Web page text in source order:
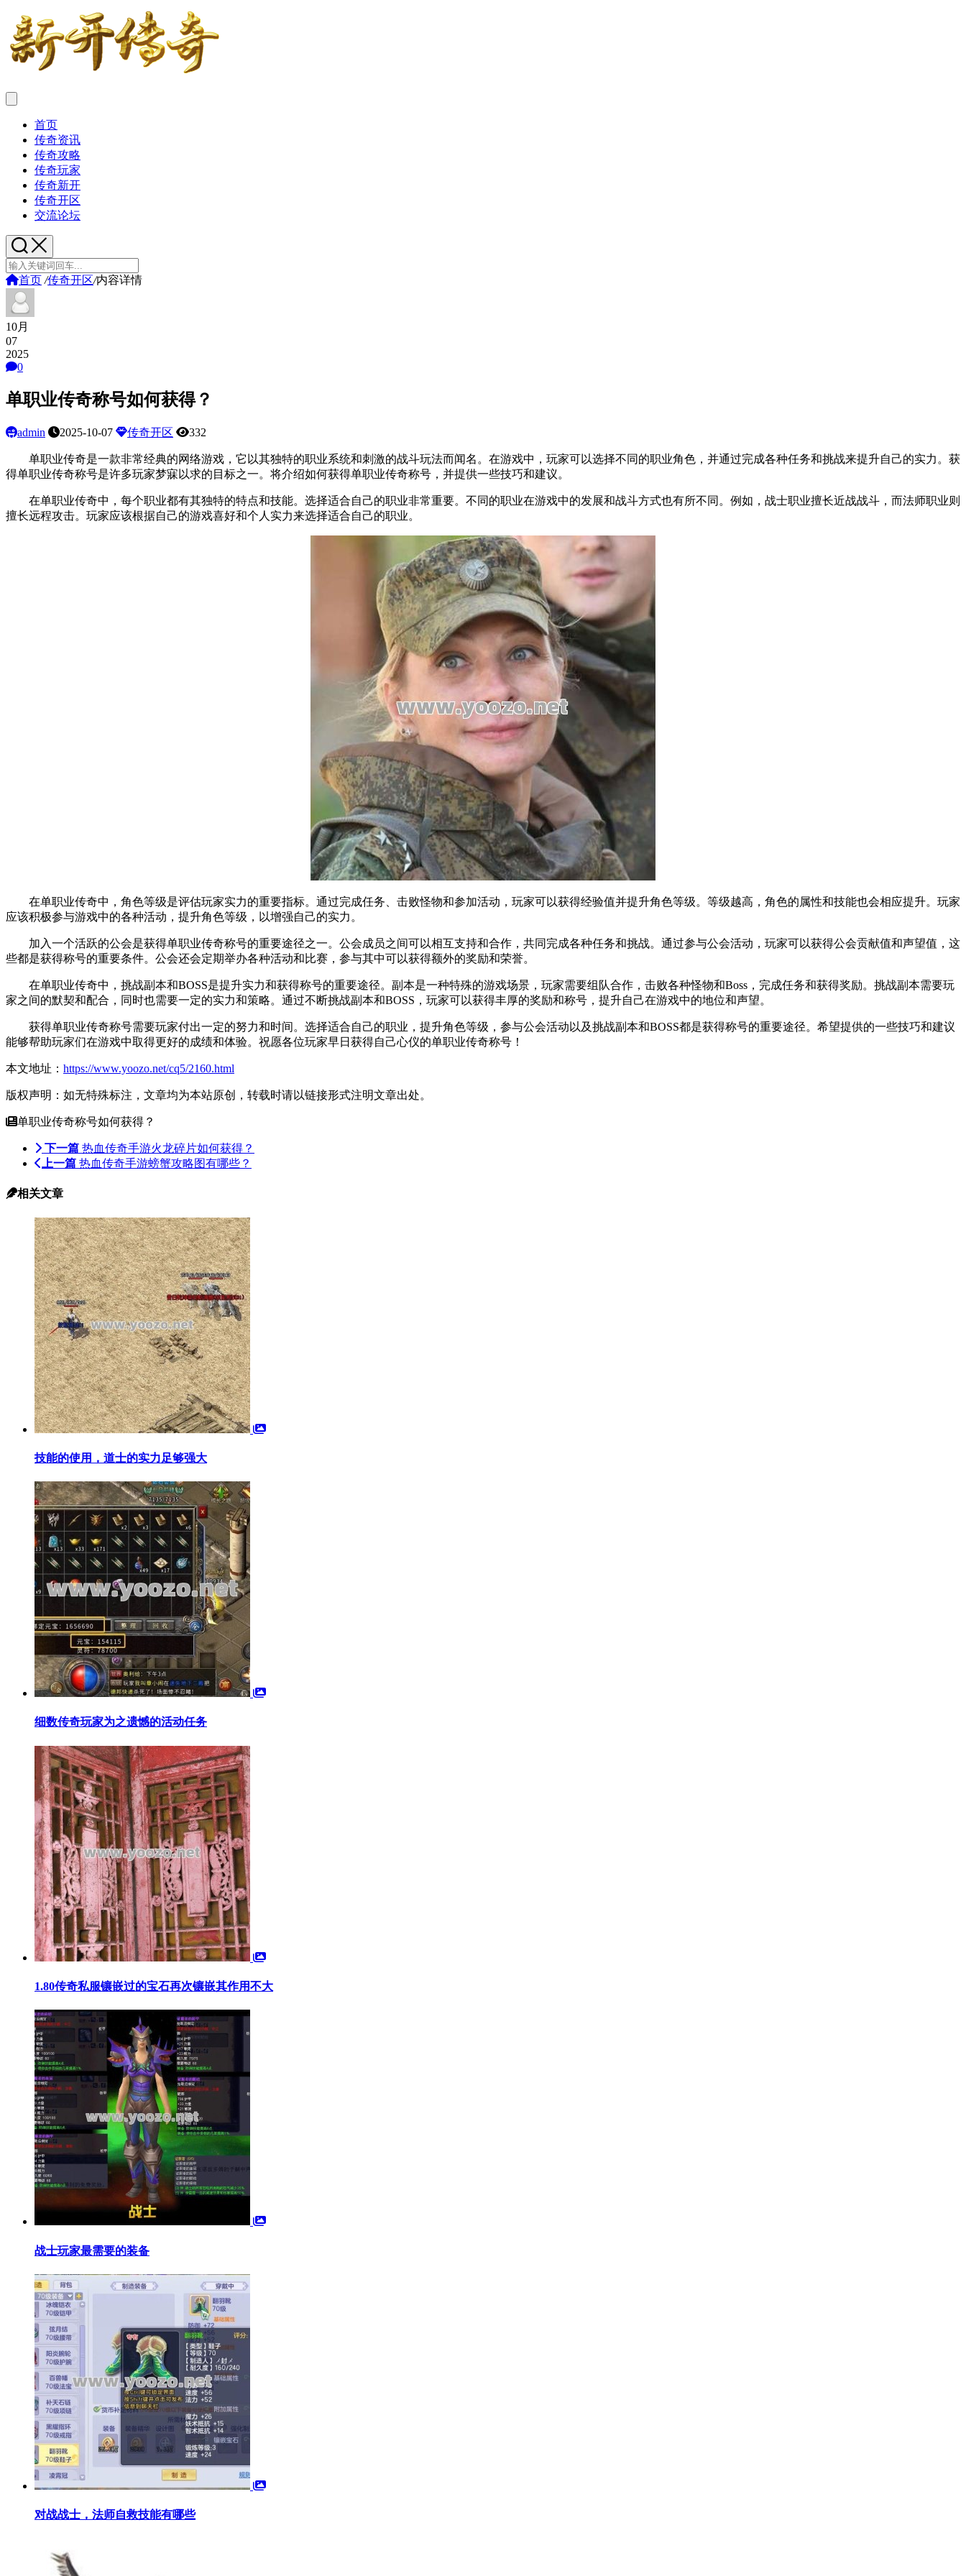
首页
传奇资讯
传奇攻略
传奇玩家
传奇新开
传奇开区
交流论坛
首页 /传奇开区/内容详情
10月
07
2025
0
单职业传奇称号如何获得？
admin 2025-10-07 传奇开区 332
单职业传奇是一款非常经典的网络游戏，它以其独特的职业系统和刺激的战斗玩法而闻名。在游戏中，玩家可以选择不同的职业角色，并通过完成各种任务和挑战来提升自己的实力。获
得单职业传奇称号是许多玩家梦寐以求的目标之一。将介绍如何获得单职业传奇称号，并提供一些技巧和建议。
在单职业传奇中，每个职业都有其独特的特点和技能。选择适合自己的职业非常重要。不同的职业在游戏中的发展和战斗方式也有所不同。例如，战士职业擅长近战战斗，而法师职业则
擅长远程攻击。玩家应该根据自己的游戏喜好和个人实力来选择适合自己的职业。
在单职业传奇中，角色等级是评估玩家实力的重要指标。通过完成任务、击败怪物和参加活动，玩家可以获得经验值并提升角色等级。等级越高，角色的属性和技能也会相应提升。玩家
应该积极参与游戏中的各种活动，提升角色等级，以增强自己的实力。
加入一个活跃的公会是获得单职业传奇称号的重要途径之一。公会成员之间可以相互支持和合作，共同完成各种任务和挑战。通过参与公会活动，玩家可以获得公会贡献值和声望值，这
些都是获得称号的重要条件。公会还会定期举办各种活动和比赛，参与其中可以获得额外的奖励和荣誉。
在单职业传奇中，挑战副本和BOSS是提升实力和获得称号的重要途径。副本是一种特殊的游戏场景，玩家需要组队合作，击败各种怪物和Boss，完成任务和获得奖励。挑战副本需要玩
家之间的默契和配合，同时也需要一定的实力和策略。通过不断挑战副本和BOSS，玩家可以获得丰厚的奖励和称号，提升自己在游戏中的地位和声望。
获得单职业传奇称号需要玩家付出一定的努力和时间。选择适合自己的职业，提升角色等级，参与公会活动以及挑战副本和BOSS都是获得称号的重要途径。希望提供的一些技巧和建议
能够帮助玩家们在游戏中取得更好的成绩和体验。祝愿各位玩家早日获得自己心仪的单职业传奇称号！
本文地址： https://www.yoozo.net/cq5/2160.html
版权声明：如无特殊标注，文章均为本站原创，转载时请以链接形式注明文章出处。
单职业传奇称号如何获得？
下一篇 热血传奇手游火龙碎片如何获得？
上一篇 热血传奇手游螃蟹攻略图有哪些？
相关文章
技能的使用，道士的实力足够强大
细数传奇玩家为之遗憾的活动任务
1.80传奇私服镶嵌过的宝石再次镶嵌其作用不大
战士玩家最需要的装备
对战战士，法师自救技能有哪些